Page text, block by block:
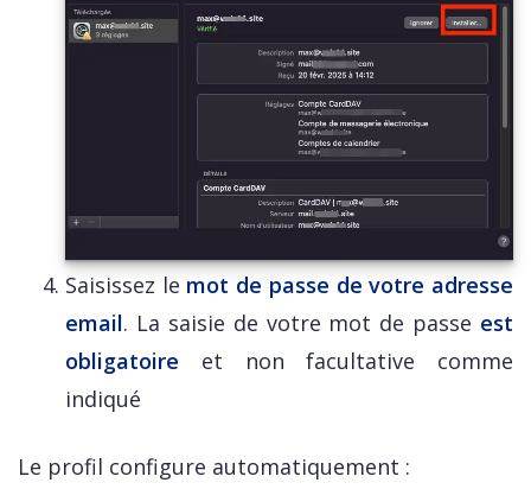
Saisissez le mot de passe de votre adresse
email. La saisie de votre mot de passe est
obligatoire et non facultative comme
indiqué
Le profil configure automatiquement :